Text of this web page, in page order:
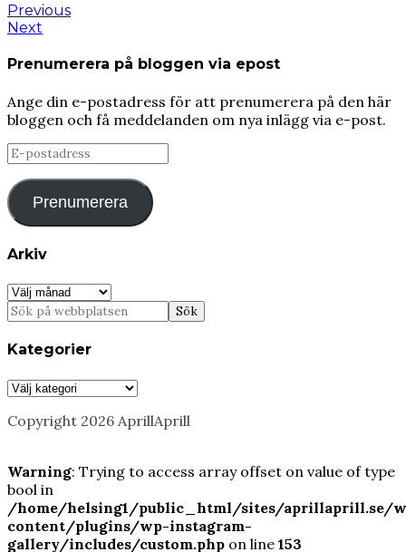
Previous
Next
Prenumerera på bloggen via epost
Ange din e-postadress för att prenumerera på den här
bloggen och få meddelanden om nya inlägg via e-post.
E-
postadress
Prenumerera
Arkiv
Arkiv
Kategorier
Kategorier
Copyright 2026 AprillAprill
Warning: Trying to access array offset on value of type
bool in
/home/helsing1/public_html/sites/aprillaprill.se/
content/plugins/wp-instagram-
gallery/includes/custom.php on line 153